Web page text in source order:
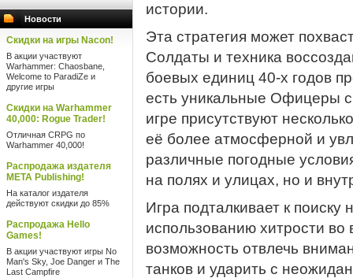
Новости
Скидки на игры Nacon!
В акции участвуют
Warhammer: Chaosbane,
Welcome to ParadiZe и
другие игры
Скидки на Warhammer
40,000: Rogue Trader!
Отличная CRPG по
Warhammer 40,000!
Распродажа издателя
META Publishing!
На каталог издателя
действуют скидки до 85%
Распродажа Hello
Games!
В акции участвуют игры No
Man's Sky, Joe Danger и The
Last Campfire
истории.
Эта стратегия может
Солдаты и техника
боевых единиц 40-х годов
есть уникальные Офицеры
игре присутствуют
её более атмосферной и
различные погодные
на полях и улицах, но и
Игра подталкивает к
использованию хитрости
возможность отвлечь
танков и ударить с